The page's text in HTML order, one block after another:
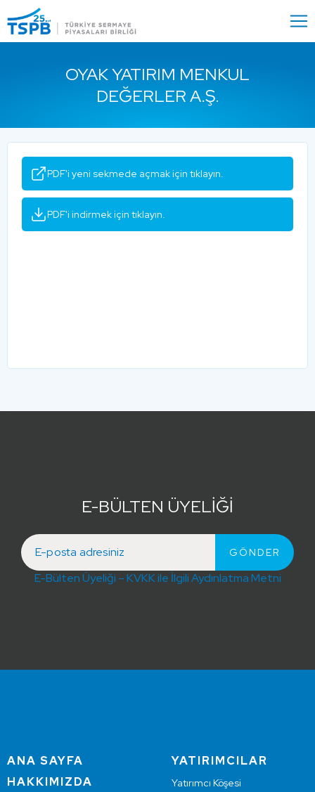
Close
OYAK YATIRIM MENKUL
DEĞERLER A.Ş.
PDF'i yeni sekmede açmak için tıklayın.
PDF'i indirmek için tıklayın.
E-BÜLTEN ÜYELİĞİ
E-Bülten Üyeliği – KVKK ile İlgili Aydınlatma Metni
ANA SAYFA
HAKKIMIZDA
YATIRIMCILAR
Yatırımcı Köşesi